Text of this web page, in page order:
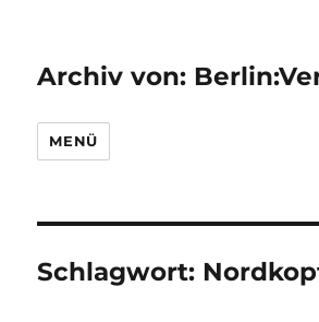
Archiv von:
MENÜ
Schlagwort: